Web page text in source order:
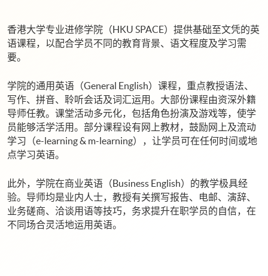
香港大学专业进修学院（HKU SPACE）提供基础至文凭的英
语课程，以配合学员不同的教育背景、语文程度及学习需
要。
学院的通用英语（General English）课程，重点教授语法、
写作、拼音、聆听会话及词汇运用。大部份课程由资深外籍
导师任教。课堂活动多元化，包括角色扮演及游戏等，使学
员能够活学活用。部分课程设有网上教材，鼓励网上及流动
学习（e-learning & m-learning），让学员可在任何时间或地
点学习英语。
此外，学院在商业英语（Business English）的教学极具经
验。导师均是业内人士，教授有关撰写报告、电邮、演辞、
业务磋商、洽谈用语等技巧，务求提升在职学员的自信，在
不同场合灵活地运用英语。